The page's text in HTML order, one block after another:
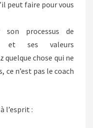
peut faire pour vous
son processus de
et ses valeurs
quelque chose qui ne
ce n’est pas le coach
l’esprit :